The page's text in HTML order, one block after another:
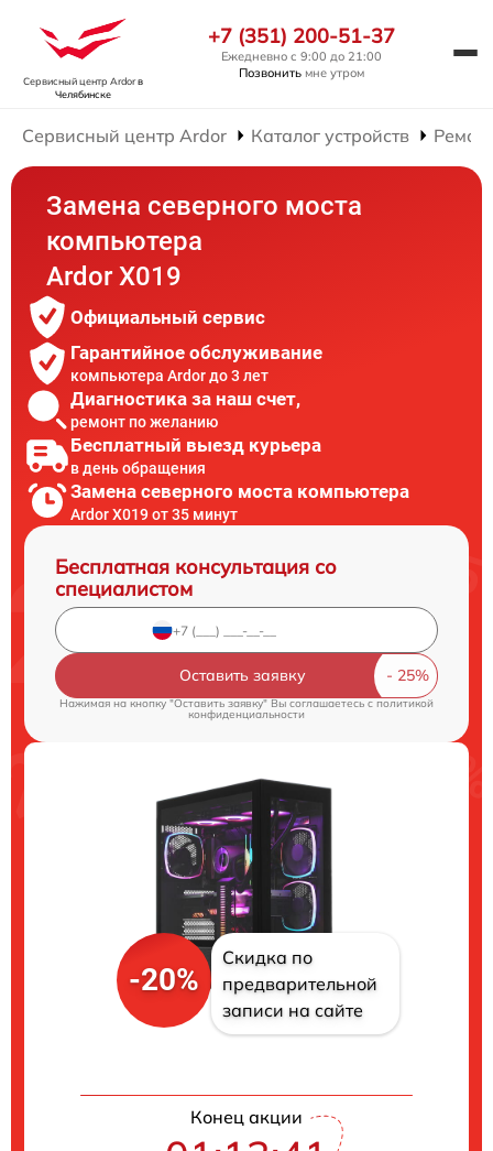
Сервисный центр Ardorв
Челябинске
+7 (351) 200-51-37
Ежедневно с 9:00 до 21:00
Позвонить мне утром
Сервисный центр Ardor Каталог устройств
Замена северного моста
компьютера
Ardor X019
Официальный сервис
Гарантийное обслуживание
компьютера Ardor до 3 лет
Диагностика за наш счет,
ремонт по желанию
Бесплатный выезд курьера
в день обращения
Замена северного моста компьютера
Ardor X019 от 35 минут
Бесплатная консультация со
специалистом
Оставить заявку
Нажимая на кнопку "Оставить заявку" Вы соглашаетесь cполитикой
конфиденциальности
-20%
Скидка по
предварительной
записи на сайте
Конец акции